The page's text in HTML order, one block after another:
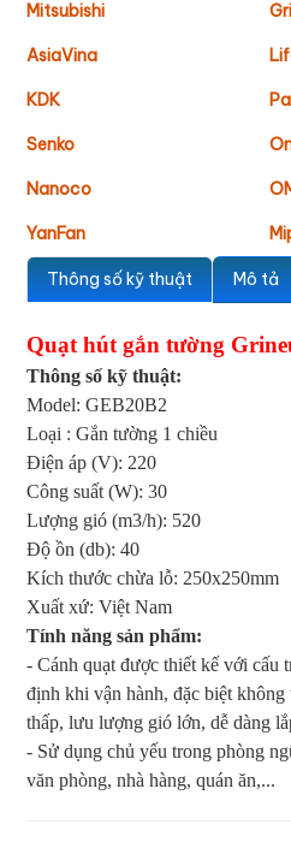
Mitsubishi
AsiaVina
KDK
Senko
Nanoco
YanFan
Thông số kỹ thuật Mô tả
Quạt hút gắn tường
Thông số kỹ thuật:
Model: GEB20B2
Loại : Gắn tường 1 chiều
Điện áp (V): 220
Công suất (W): 30
Lượng gió (m3/h): 520
Độ ồn (db): 40
Kích thước chừa lỗ: 250x250mm
Xuất xứ: Việt Nam
Tính năng sản phẩm:
- Cánh quạt được thiết kế với cấu
định khi vận hành, đặc biệt
thấp, lưu lượng gió lớn, dễ dàng
- Sử dụng chủ yếu trong phòng
văn phòng, nhà hàng, quán ăn,...